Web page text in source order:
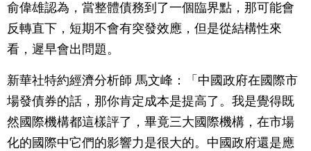
俞偉雄認為，當整體債務到了一個臨界點，那可能會
反轉直下，短期不會有突發效應，但是從結構性來
看，遲早會出問題。
新華社特約經濟分析師 馬文峰：「中國政府在國際市
場發債券的話，那你肯定成本是提高了。我是覺得既
然國際機構都這樣評了，畢竟三大國際機構，在市場
化的國際中它們的影響力是很大的。中國政府還是應